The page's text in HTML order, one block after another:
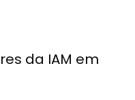
da IAM em